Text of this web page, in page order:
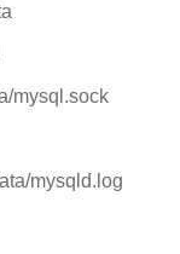
mysql.sock
mysqld.log